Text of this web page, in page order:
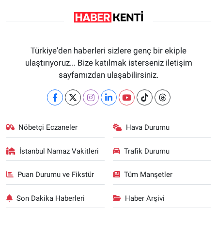
Türkiye'den haberleri sizlere genç bir ekiple
ulaştırıyoruz... Bize katılmak isterseniz iletişim
sayfamızdan ulaşabilirsiniz.
Nöbetçi Eczaneler Hava Durumu
İstanbul Namaz Vakitleri Trafik Durumu
Puan Durumu ve Fikstür Tüm Manşetler
Son Dakika Haberleri Haber Arşivi